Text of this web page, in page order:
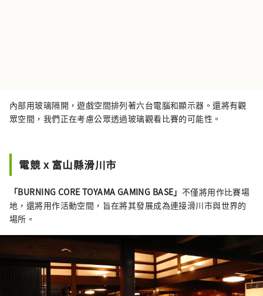
內部用玻璃隔開，遊戲空間排列著六台電腦和顯示器。還將有觀
眾空間，我們正在考慮公眾透過玻璃觀看比賽的可能性。
電競 x 富山縣滑川市
「BURNING CORE TOYAMA GAMING BASE」 不僅將用作比賽場
地，還將用作活動空間，旨在將其發展成為連接滑川市與世界的
場所。